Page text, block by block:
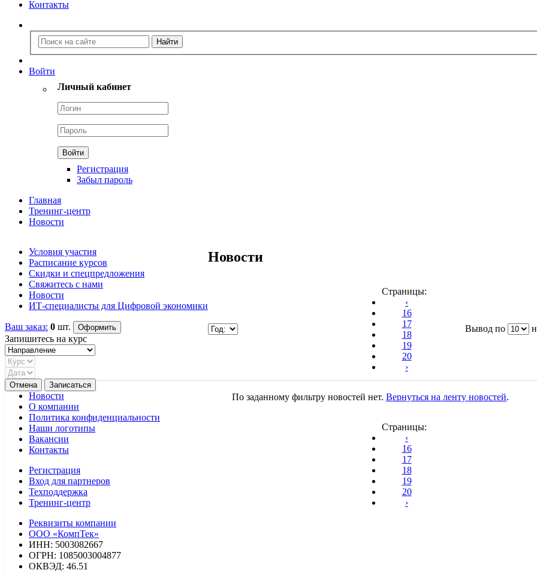
Контакты
Войти
Личный кабинет
Регистрация
Забыл пароль
Главная
Тренинг-центр
Новости
Условия участия
Расписание курсов
Скидки и спецпредложения
Свяжитесь с нами
Новости
ИТ-специалисты для Цифровой экономики
Ваш заказ: 0 шт.
Запишитесь на курс
Новости
Страницы:
‹
16
17
18
19
20
›
Вывод по
По заданному фильтру новостей нет. Вернуться на ленту новостей.
Страницы:
‹
16
17
18
19
20
›
Новости
О компании
Политика конфиденциальности
Наши логотипы
Вакансии
Контакты
Регистрация
Вход для партнеров
Техподдержка
Тренинг-центр
Реквизиты компании
ООО «КомпТек»
ИНН: 5003082667
ОГРН: 1085003004877
ОКВЭД: 46.51